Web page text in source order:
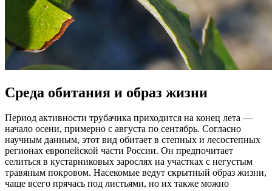
Среда обитания и образ жизни
Период активности трубачика приходится на конец лета —
начало осени, примерно с августа по сентябрь. Согласно
научным данным, этот вид обитает в степных и лесостепных
регионах европейской части России. Он предпочитает
селиться в кустарниковых зарослях на участках с негустым
травяным покровом. Насекомые ведут скрытный образ жизни,
чаще всего прячась под листьями, но их также можно